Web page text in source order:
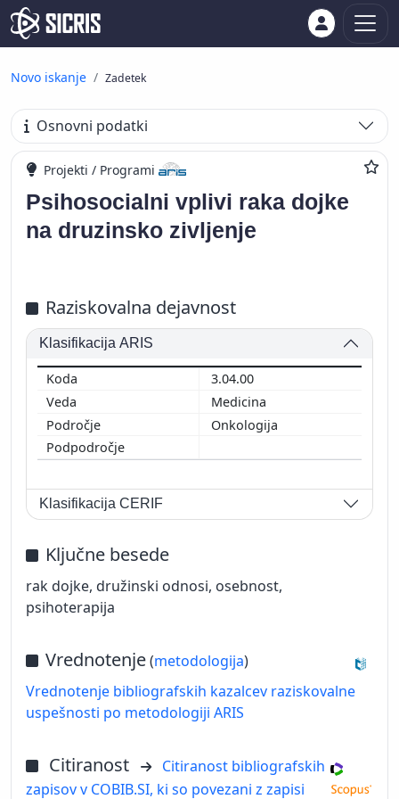
Novo iskanje Zadetek
Osnovni podatki
Projekti / Programi
Psihosocialni vplivi raka dojke
na druzinsko zivljenje
Raziskovalna dejavnost
Klasifikacija ARIS
3.04.00
Medicina
Onkologija
Klasifikacija CERIF
Ključne besede
rak dojke, družinski odnosi, osebnost,
psihoterapija
Vrednotenje(metodologija)
Vrednotenje bibliografskih kazalcev raziskovalne
uspešnosti po metodologiji ARIS
Citiranost
Citiranost bibliografskih
zapisov v COBIB.SI, ki so povezani z zapisi